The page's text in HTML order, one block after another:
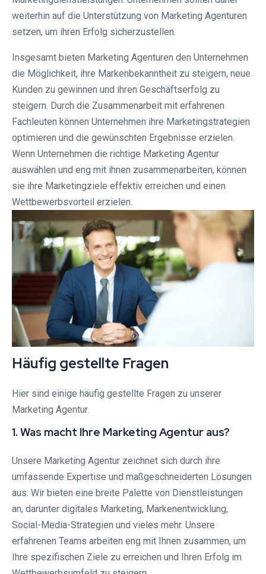
weiterhin auf die Unterstützung von Marketing Agenturen
setzen, um ihren Erfolg sicherzustellen.
Insgesamt bieten Marketing Agenturen den Unternehmen
die Möglichkeit, ihre Markenbekanntheit zu steigern, neue
Kunden zu gewinnen und ihren Geschäftserfolg zu
steigern. Durch die Zusammenarbeit mit erfahrenen
Fachleuten können Unternehmen ihre Marketingstrategien
optimieren und die gewünschten Ergebnisse erzielen.
Wenn Unternehmen die richtige Marketing Agentur
auswählen und eng mit ihnen zusammenarbeiten, können
sie ihre Marketingziele effektiv erreichen und einen
Wettbewerbsvorteil erzielen.
Häufig gestellte Fragen
Hier sind einige häufig gestellte Fragen zu unserer
Marketing Agentur.
1. Was macht Ihre Marketing Agentur aus?
Unsere Marketing Agentur zeichnet sich durch ihre
umfassende Expertise und maßgeschneiderten Lösungen
aus. Wir bieten eine breite Palette von Dienstleistungen
an, darunter digitales Marketing, Markenentwicklung,
Social-Media-Strategien und vieles mehr. Unsere
erfahrenen Teams arbeiten eng mit Ihnen zusammen, um
Ihre spezifischen Ziele zu erreichen und Ihren Erfolg im